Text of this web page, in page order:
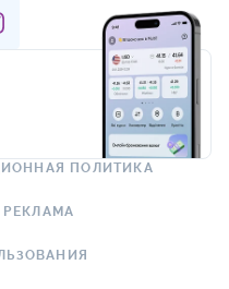
ПОЛИТИКА
РЕКЛАМА